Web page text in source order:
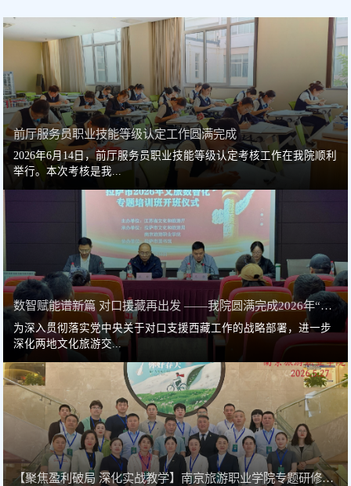
2024级（大二）在校生学历提升
需求，重点介绍了与南京师范大
学合作的公共事业管理专业“专接
本”项目。活动现场，党员教师设
立“...
化教育的重要阵地。活动中，全
体党员首先参观了公园内的“石说
清廉”廉政教育赏石展馆。展馆以
天然戈壁石为载体，精心布置“...
前厅服务员职业技能等级认定工作圆满完成
2026年6月14日，前厅服务员职业技能等级认定考核工作在我院顺利
举行。本次考核是我...
数智赋能谱新篇 对口援藏再出发 ——我院圆满完成2026年“送...
为深入贯彻落实党中央关于对口支援西藏工作的战略部署，进一步
深化两地文化旅游交...
【聚焦盈利破局 深化实战教学】南京旅游职业学院专题研修班在...